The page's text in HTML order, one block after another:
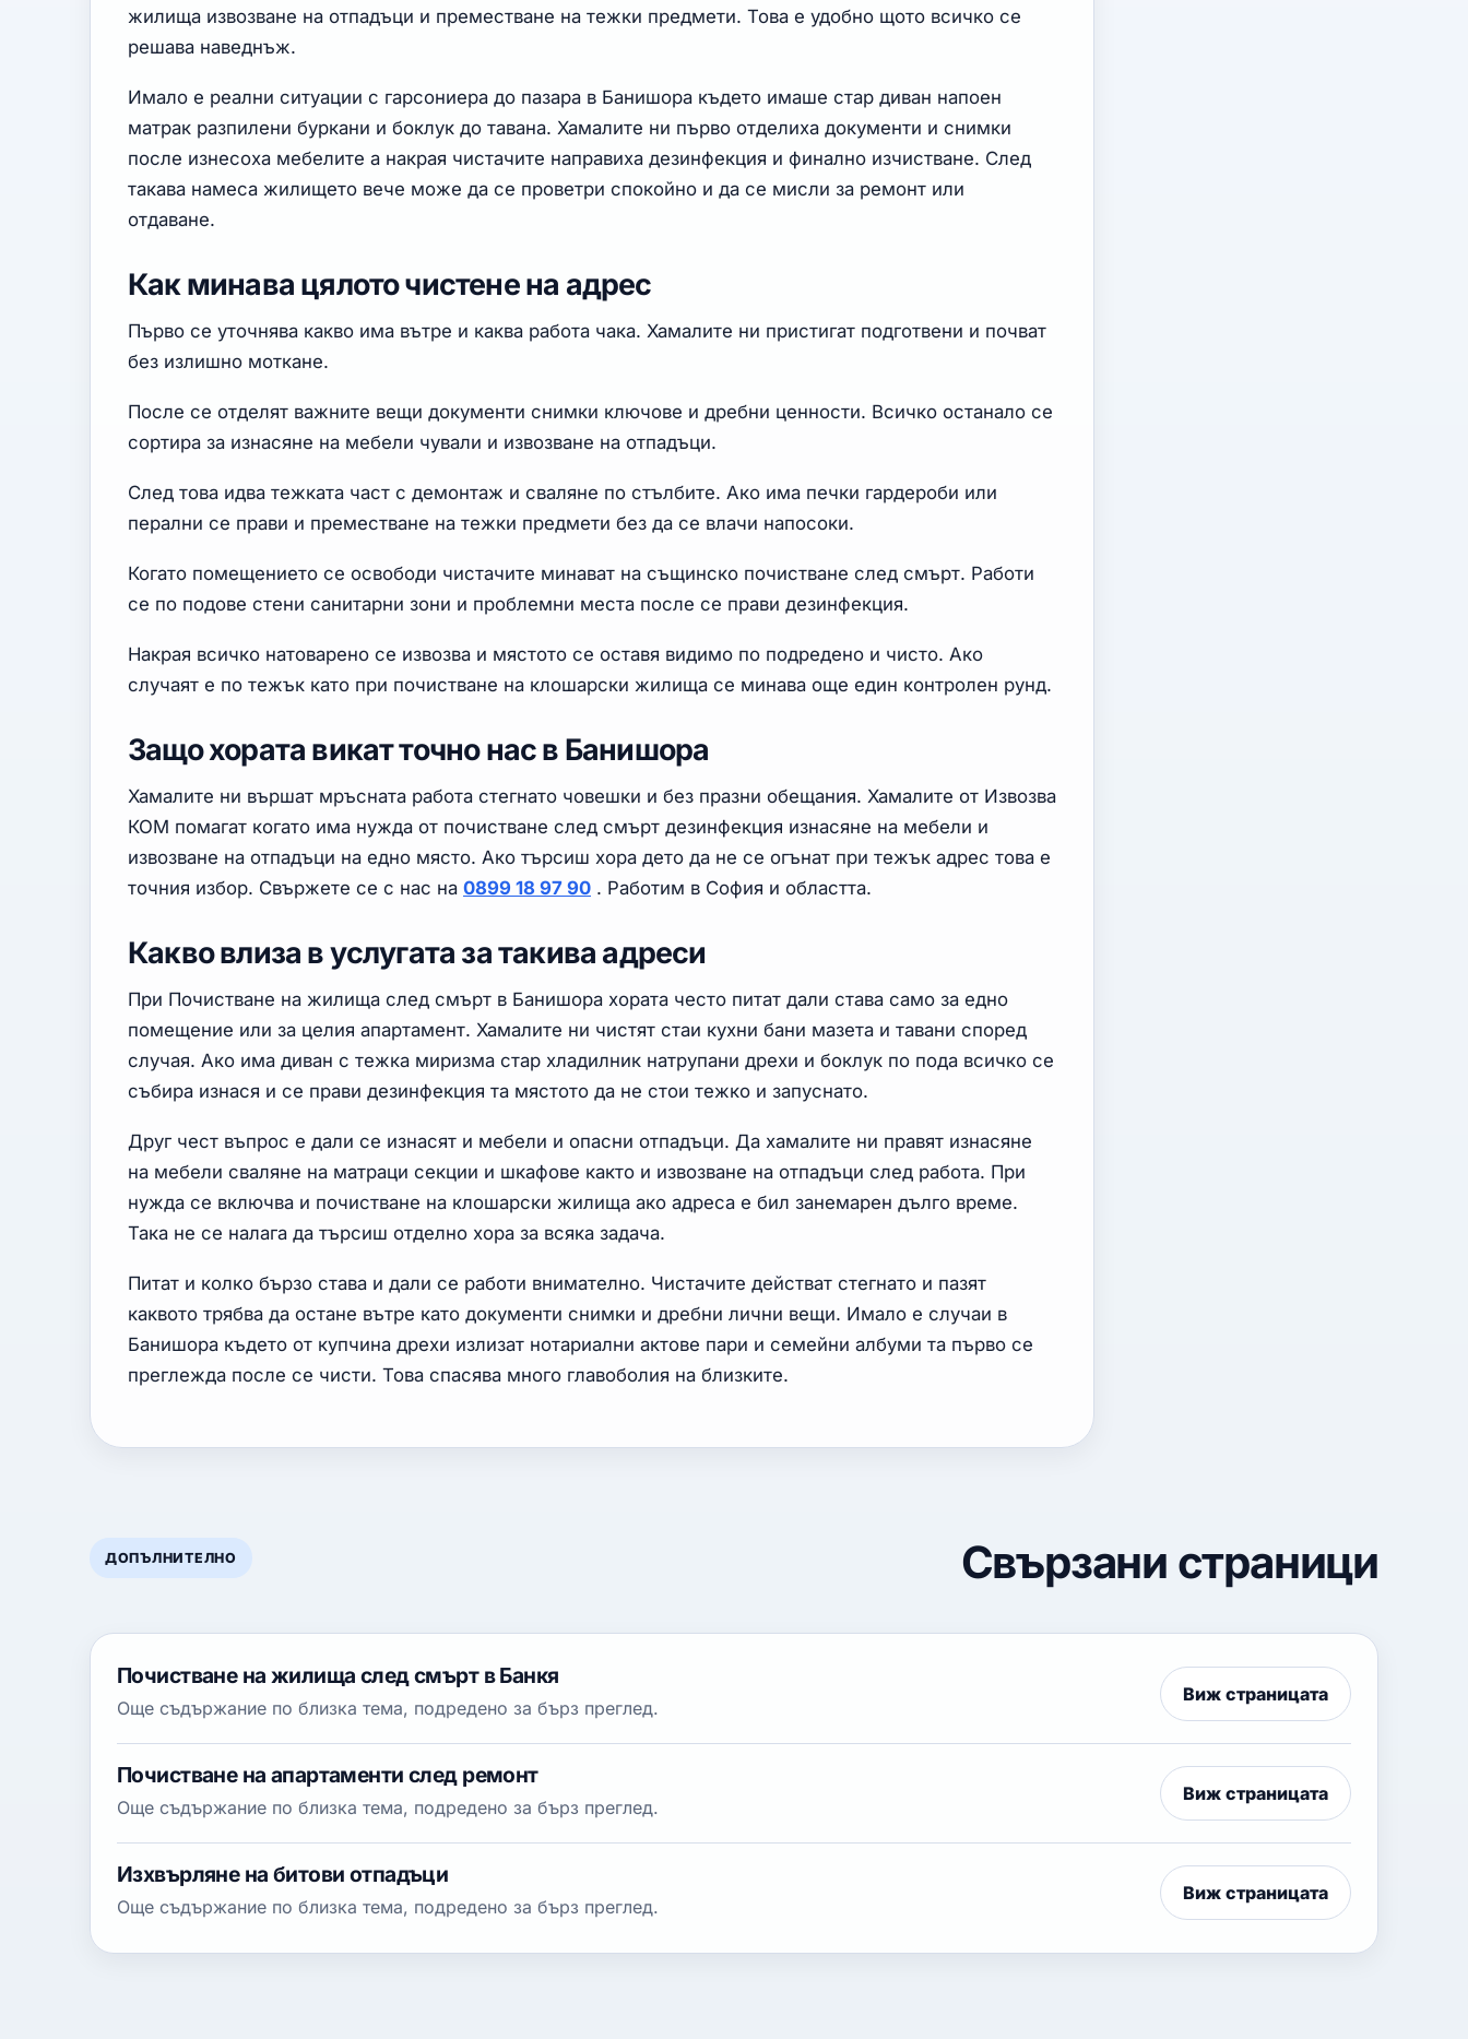
жилища извозване на отпадъци и преместване на тежки предмети. Това е удобно щото всичко се
решава наведнъж.
Имало е реални ситуации с гарсониера до пазара в Банишора където имаше стар диван напоен
матрак разпилени буркани и боклук до тавана. Хамалите ни първо отделиха документи и снимки
после изнесоха мебелите а накрая чистачите направиха дезинфекция и финално изчистване. След
такава намеса жилището вече може да се проветри спокойно и да се мисли за ремонт или
отдаване.
Как минава цялото чистене на адрес
Първо се уточнява какво има вътре и каква работа чака. Хамалите ни пристигат подготвени и почват
без излишно моткане.
После се отделят важните вещи документи снимки ключове и дребни ценности. Всичко останало се
сортира за изнасяне на мебели чували и извозване на отпадъци.
След това идва тежката част с демонтаж и сваляне по стълбите. Ако има печки гардероби или
перални се прави и преместване на тежки предмети без да се влачи напосоки.
Когато помещението се освободи чистачите минават на същинско почистване след смърт. Работи
се по подове стени санитарни зони и проблемни места после се прави дезинфекция.
Накрая всичко натоварено се извозва и мястото се оставя видимо по подредено и чисто. Ако
случаят е по тежък като при почистване на клошарски жилища се минава още един контролен рунд.
Защо хората викат точно нас в Банишора
Хамалите ни вършат мръсната работа стегнато човешки и без празни обещания. Хамалите от Извозва
КОМ помагат когато има нужда от почистване след смърт дезинфекция изнасяне на мебели и
извозване на отпадъци на едно място. Ако търсиш хора дето да не се огънат при тежък адрес това е
точния избор. Свържете се с нас на 0899 18 97 90 . Работим в София и областта.
Какво влиза в услугата за такива адреси
При Почистване на жилища след смърт в Банишора хората често питат дали става само за едно
помещение или за целия апартамент. Хамалите ни чистят стаи кухни бани мазета и тавани според
случая. Ако има диван с тежка миризма стар хладилник натрупани дрехи и боклук по пода всичко се
събира изнася и се прави дезинфекция та мястото да не стои тежко и запуснато.
Друг чест въпрос е дали се изнасят и мебели и опасни отпадъци. Да хамалите ни правят изнасяне
на мебели сваляне на матраци секции и шкафове както и извозване на отпадъци след работа. При
нужда се включва и почистване на клошарски жилища ако адреса е бил занемарен дълго време.
Така не се налага да търсиш отделно хора за всяка задача.
Питат и колко бързо става и дали се работи внимателно. Чистачите действат стегнато и пазят
каквото трябва да остане вътре като документи снимки и дребни лични вещи. Имало е случаи в
Банишора където от купчина дрехи излизат нотариални актове пари и семейни албуми та първо се
преглежда после се чисти. Това спасява много главоболия на близките.
ДОПЪЛНИТЕЛНО Свързани страници
Почистване на жилища след смърт в Банкя
Още съдържание по близка тема, подредено за бърз преглед.
Виж страницата
Почистване на апартаменти след ремонт
Още съдържание по близка тема, подредено за бърз преглед.
Виж страницата
Изхвърляне на битови отпадъци
Още съдържание по близка тема, подредено за бърз преглед.
Виж страницата